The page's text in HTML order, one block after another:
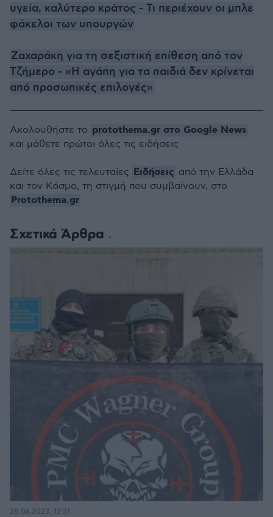
υγεία, καλύτερο κράτος - Τι περιέχουν οι μπλε
φάκελοι των υπουργών
Ζαχαράκη για τη σεξιστική επίθεση από τον
Τζήμερο - «Η αγάπη για τα παιδιά δεν κρίνεται
από προσωπικές επιλογές»
Σχετικά Άρθρα
28.06.2023, 12:31
Ακολουθήστε το protothema.gr στο Google News
και μάθετε πρώτοι όλες τις ειδήσεις
Δείτε όλες τις τελευταίες Ειδήσεις από την Ελλάδα
και τον Κόσμο, τη στιγμή που συμβαίνουν, στο
Protothema.gr